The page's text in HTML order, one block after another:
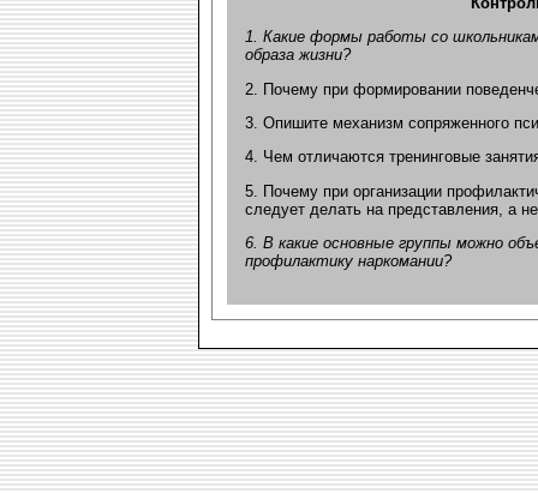
1. Какие формы работы со
образа жизни?
2. Почему при формировании
3. Опишите механизм сопряженного
4. Чем отличаются тренинговые
5. Почему при организации
следует делать на представления, а
6. В какие основные группы можно
профилактику наркомании?